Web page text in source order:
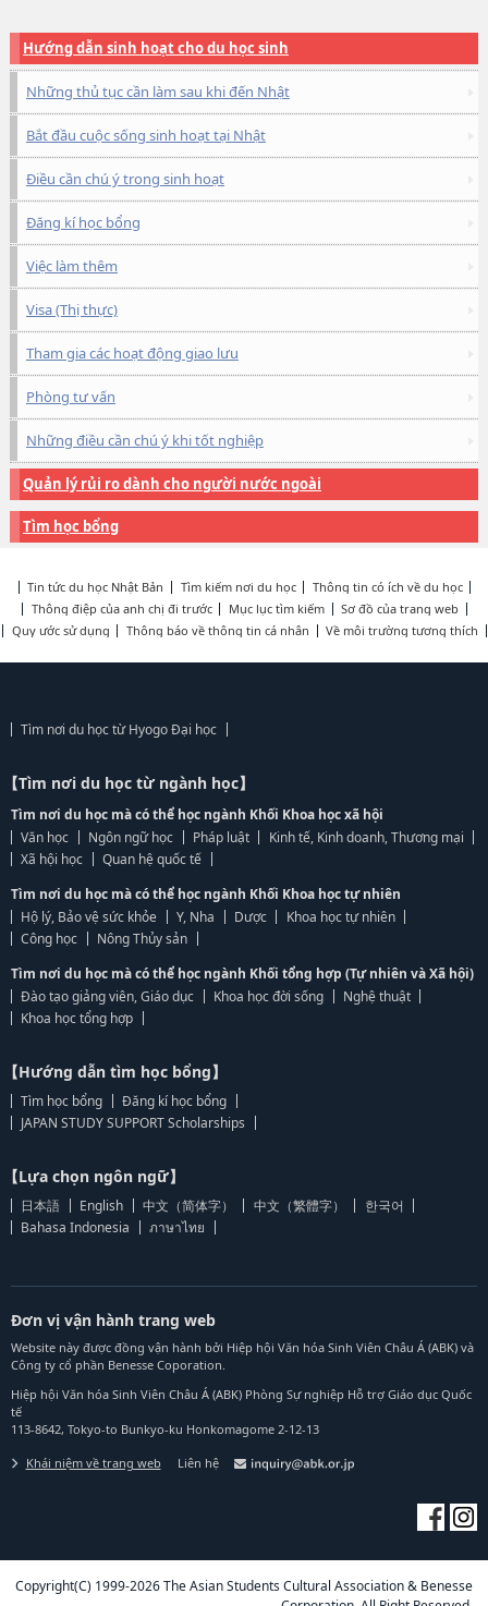
Hướng dẫn sinh hoạt cho du học sinh
Những thủ tục cần làm sau khi đến Nhật
Bắt đầu cuộc sống sinh hoạt tại Nhật
Điều cần chú ý trong sinh hoạt
Đăng kí học bổng
Việc làm thêm
Visa (Thị thực)
Tham gia các hoạt động giao lưu
Phòng tư vấn
Những điều cần chú ý khi tốt nghiệp
Quản lý rủi ro dành cho người nước ngoài
Tìm học bổng
Tin tức du học Nhật Bản Tìm kiếm nơi du học
Thông tin có ích về du học
Thông điệp của anh chị đi trước
Mục lục tìm kiếm
Sơ đồ của trang web
Quy ước sử dụng
Thông báo về thông tin cá nhân Về môi trường tương thích
Tìm nơi du học từ Hyogo Đại học
【Tìm nơi du học từ ngành học】
Tìm nơi du học mà có thể học ngành Khối Khoa học xã hội
Văn học
Ngôn ngữ học Pháp luật
Kinh tế, Kinh doanh, Thương mại
Xã hội học
Quan hệ quốc tế
Tìm nơi du học mà có thể học ngành Khối Khoa học tự nhiên
Hộ lý, Bảo vệ sức khỏe
Y, Nha Dược
Khoa học tự nhiên
Công học
Nông Thủy sản
Tìm nơi du học mà có thể học ngành Khối tổng hợp (Tự nhiên và Xã hội)
Đào tạo giảng viên, Giáo dục
Khoa học đời sống
Nghệ thuật
Khoa học tổng hợp
【Hướng dẫn tìm học bổng】
Tìm học bổng
Đăng kí học bổng
JAPAN STUDY SUPPORT Scholarships
【Lựa chọn ngôn ngữ】
日本語 English 中文（简体字） 中文（繁體字）
한국어
Bahasa Indonesia
ภาษาไทย
Đơn vị vận hành trang web
Website này được đồng vận hành bởi Hiệp hội Văn hóa Sinh Viên Châu Á (ABK) và
Công ty cổ phần Benesse Coporation.
Hiệp hội Văn hóa Sinh Viên Châu Á (ABK) Phòng Sự nghiệp Hỗ trợ Giáo dục Quốc
tế
113-8642, Tokyo-to Bunkyo-ku Honkomagome 2-12-13
Khái niệm về trang web Liên hệ
Copyright(C) 1999-2026 The Asian Students Cultural Association & Benesse